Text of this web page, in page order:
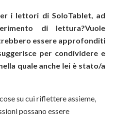
i lettori di SoloTablet, ad
di lettura?Vuole
essere approfonditi
per condividere e
quale anche lei è stato/a
su cui riflettere assieme,
possano essere